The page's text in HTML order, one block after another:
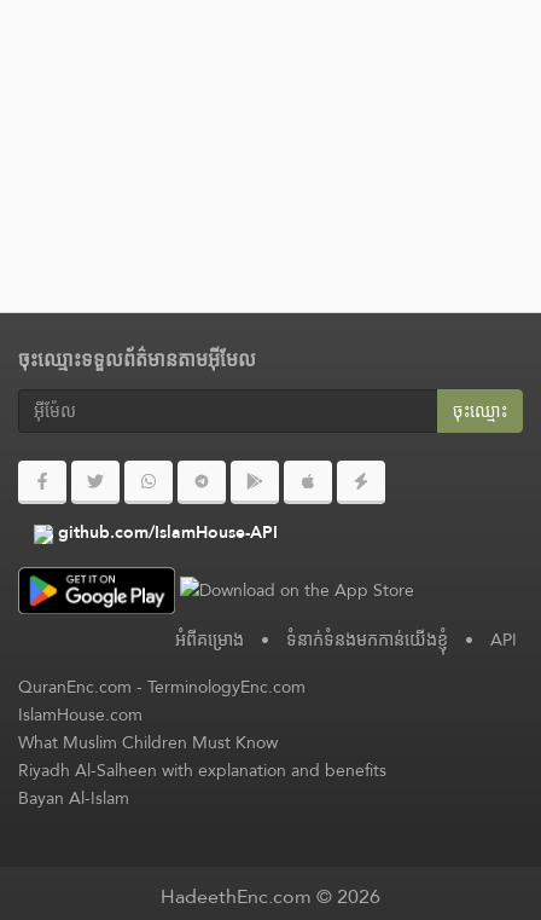
ចុះឈ្មោះទទួលព័ត៌មានតាមអ៊ីមែល
ចុះ​ឈ្មោះ
github.com/IslamHouse-API
អំពី​គម្រោង • ទំនាក់ទំនងមកកាន់យើងខ្ញុំ • API
QuranEnc.com-TerminologyEnc.com
IslamHouse.com
What Muslim Children Must Know
Riyadh Al-Salheen with explanation and benefits
Bayan Al-Islam
HadeethEnc.com © 2026